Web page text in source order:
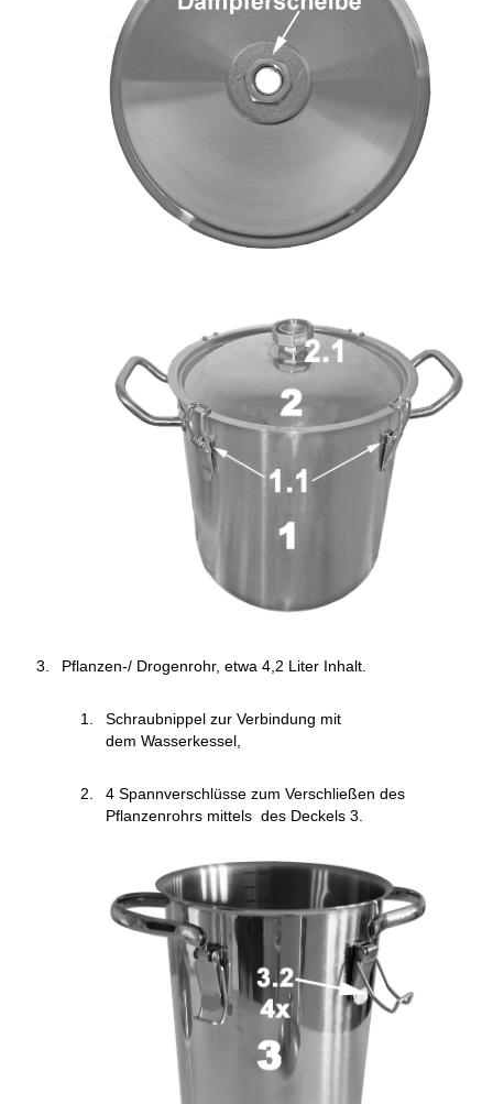
Pflanzen-/ Drogenrohr, etwa 4,2 Liter Inhalt.
Schraubnippel zur Verbindung mit
dem Wasserkessel,
4 Spannverschlüsse zum Verschließen des
Pflanzenrohrs mittels des Deckels 3.